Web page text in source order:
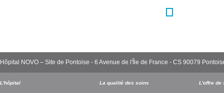
Hôpital NOVO – Site de Pontoise - 6 Avenue de l'Île de France - CS 90079
L'hôpital La qualité des soins L'offre de